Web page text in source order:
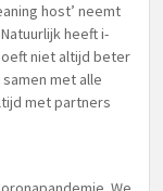
host’ neemt
heeft i-
niet altijd beter
met alle
met partners